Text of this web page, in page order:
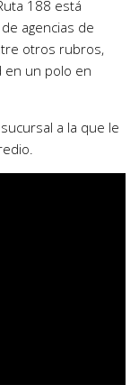
188 está
agencias de
otros rubros,
en un polo en
a la que le